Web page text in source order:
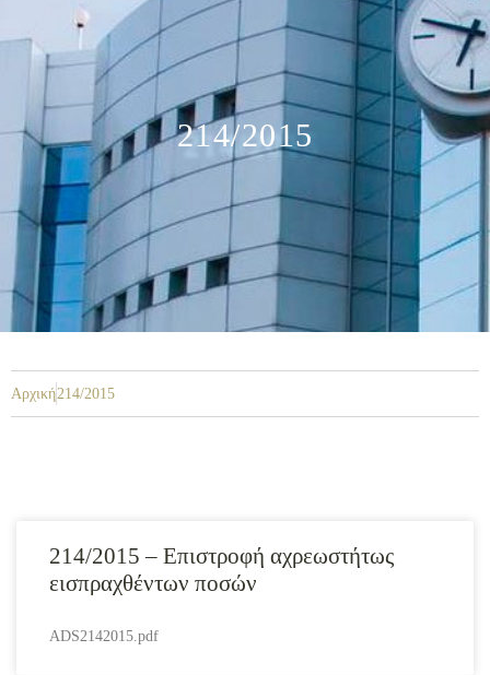
214/2015
Αρχική214/2015
214/2015 – Επιστροφή αχρεωστήτως
εισπραχθέντων ποσών
ADS2142015.pdf